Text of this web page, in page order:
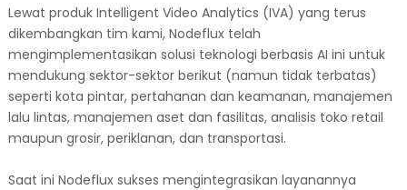
Lewat produk Intelligent Video Analytics (IVA) yang terus
dikembangkan tim kami, Nodeflux telah
mengimplementasikan solusi teknologi berbasis AI ini untuk
mendukung sektor-sektor berikut (namun tidak terbatas)
seperti kota pintar, pertahanan dan keamanan, manajemen
lalu lintas, manajemen aset dan fasilitas, analisis toko retail
maupun grosir, periklanan, dan transportasi.
Saat ini Nodeflux sukses mengintegrasikan layanannya